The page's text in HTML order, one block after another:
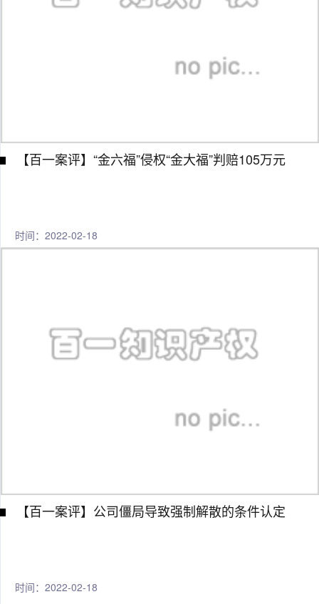
【百一案评】“金六福”侵权“金大福”判赔105万元
时间：2022-02-18
【百一案评】公司僵局导致强制解散的条件认定
时间：2022-02-18